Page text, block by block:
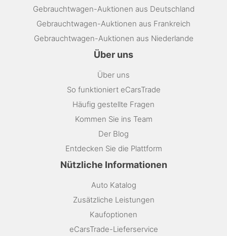
Gebrauchtwagen-Auktionen aus Deutschland
Gebrauchtwagen-Auktionen aus Frankreich
Gebrauchtwagen-Auktionen aus Niederlande
Über uns
Über uns
So funktioniert eCarsTrade
Häufig gestellte Fragen
Kommen Sie ins Team
Der Blog
Entdecken Sie die Plattform
Nützliche Informationen
Auto Katalog
Zusätzliche Leistungen
Kaufoptionen
eCarsTrade-Lieferservice